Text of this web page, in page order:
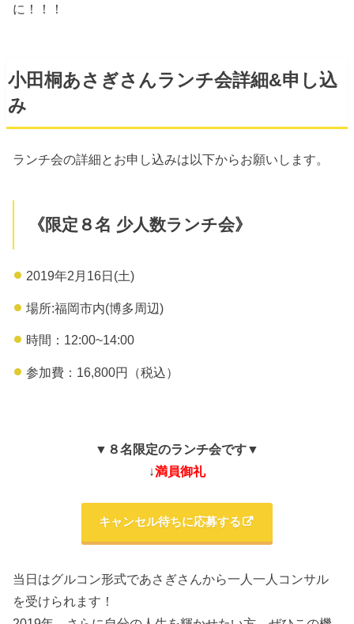
に！！！
小田桐あさぎさんランチ会詳細&申し込
み
ランチ会の詳細とお申し込みは以下からお願いします。
《限定８名 少人数ランチ会》
2019年2月16日(土)
場所:福岡市内(博多周辺)
時間：12:00~14:00
参加費：16,800円（税込）
▼８名限定のランチ会です▼
↓満員御礼
キャンセル待ちに応募する
当日はグルコン形式であさぎさんから一人一人コンサル
を受けられます！